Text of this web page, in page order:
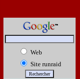
Web
Site runraid